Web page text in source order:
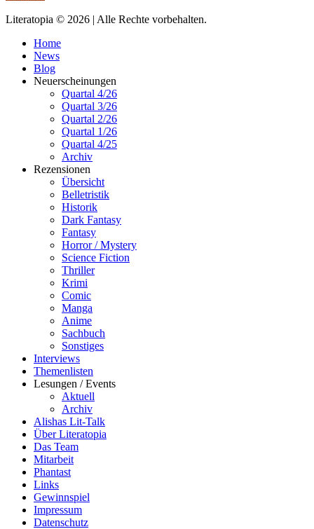
Literatopia © 2026 | Alle Rechte vorbehalten.
Home
News
Blog
Neuerscheinungen
Quartal 4/26
Quartal 3/26
Quartal 2/26
Quartal 1/26
Quartal 4/25
Archiv
Rezensionen
Übersicht
Belletristik
Historik
Dark Fantasy
Fantasy
Horror / Mystery
Science Fiction
Thriller
Krimi
Comic
Manga
Anime
Sachbuch
Sonstiges
Interviews
Themenlisten
Lesungen / Events
Aktuell
Archiv
Alishas Lit-Talk
Über Literatopia
Das Team
Mitarbeit
Phantast
Links
Gewinnspiel
Impressum
Datenschutz